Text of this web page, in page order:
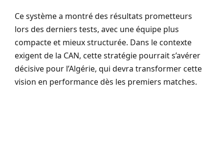
Ce système a montré des résultats prometteurs
lors des derniers tests, avec une équipe plus
compacte et mieux structurée. Dans le contexte
exigent de la CAN, cette stratégie pourrait s’avérer
décisive pour l’Algérie, qui devra transformer cette
vision en performance dès les premiers matches.